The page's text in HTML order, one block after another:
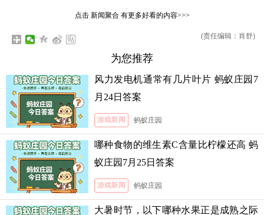
点击 新闻聚合有更多好看的内容>>>
(责任编辑：肖舒)
为您推荐
风力发电机通常有几片叶片 蚂蚁庄园7
月24日答案
游戏新闻 蚂蚁庄园
哪种食物的维生素C含量比柠檬还高 蚂
蚁庄园7月25日答案
游戏新闻 蚂蚁庄园
大暑时节，以下哪种水果正是成熟之际